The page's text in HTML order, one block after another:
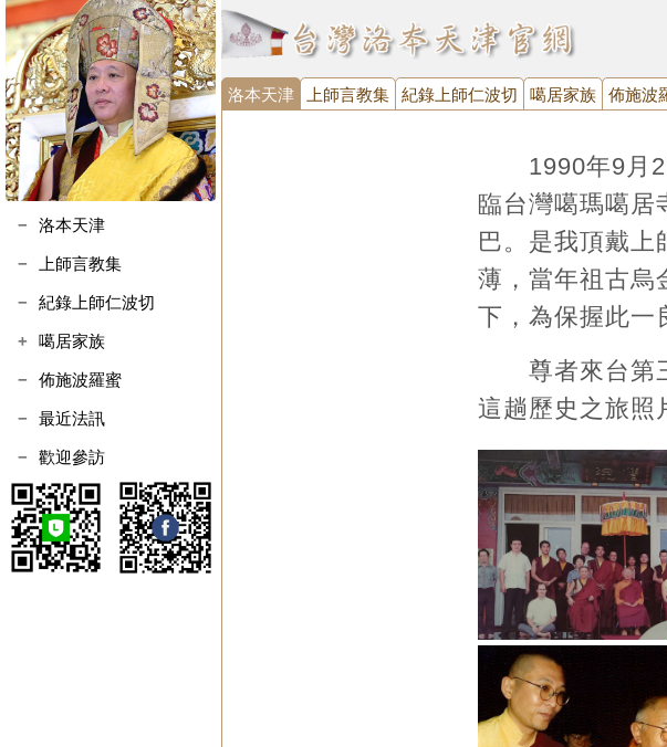
洛本天津
上師言教集
紀錄上師仁波切
噶居家族
噶瑪寺執事會
噶瑪寺金剛護法會
台灣噶瑪噶居協進會
噶瑪寺弘法委員會
噶瑪寺台北祖菩道場
噶瑪寺台南瑪爾巴道
佈施波羅蜜
最近法訊
歡迎參訪
洛本天津 上師言教集 紀錄上師仁波切 噶居家族 佈施波
1990年9月27
臨台灣噶瑪噶居
巴。是我頂戴上
薄，當年祖古烏
下，為保握此一
尊者來台第三
這趟歷史之旅照